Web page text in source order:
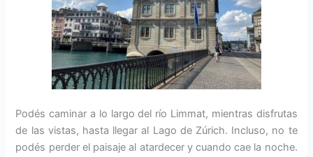
Podés caminar a lo largo del río Limmat, mientras disfrutas
de las vistas, hasta llegar al Lago de Zúrich. Incluso, no te
podés perder el paisaje al atardecer y cuando cae la noche.